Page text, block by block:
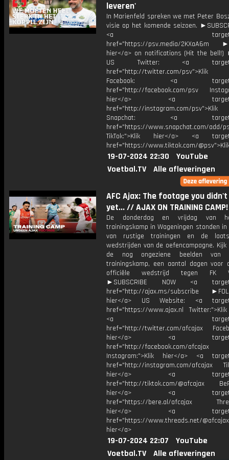
leveren'
In Marienfeld spreken we met Peter
visie op het komende seizoen.
<a
href="https://psv.media/2KXaA6m
hier</a> on notifications (Hit the bell!)
US Twitter: <a
href="http://twitter.com/psv">Klik
Facebook: <a
href="http://facebook.com/psv
hier</a> <a
href="http://instagram.com/
Snapchat: <a
href="https://www.snapchat.com/add/
TikTok:">Klik hier</a> <a
href="https://www.tiktok.com/
19-07-2024 22:30
YouTube
Voetbal.TV
Alle afleveringen
AFC Ajax: The footage you
yet... // AJAX ON TRAINING CAMP!
De donderdag en vrijdag van
trainingskamp in Wageningen stonden
van rustige trainingen en de
wedstrijden van de oefencampagne. Kijk
de nog ongeziene beelden van
trainingskamp, een aantal dagen voor
officiële wedstrijd tegen FK
►SUBSCRIBE NOW <a
href="http://ajax.ms/subscribe
hier</a> US Website: <a
href="https://www.ajax.nl
<a
href="http://twitter.com/afcajax
hier</a> <a
href="http://facebook.com/afcajax
Instagram:">Klik hier</a> <a
href="http://instagram.com/afcajax
hier</a> <a
href="http://tiktok.com/@afcajax
hier</a> <a
href="https://bere.al/afcajax
hier</a> <a
href="https://www.threads.net/
hier</a>
19-07-2024 22:07
YouTube
Voetbal.TV
Alle afleveringen